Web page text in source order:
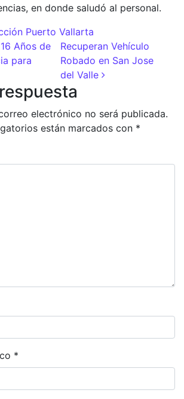
en donde saludó al personal.
Puerto Vallarta
de entradas
Años de
para
Recuperan Vehículo
Robado en San Jose
del Valle
electrónico no será publicada.
están marcados con *
*